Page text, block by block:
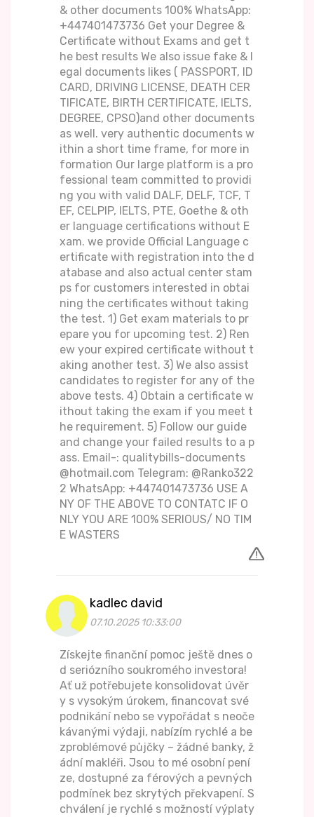
& other documents 100% WhatsApp:
+447401473736 Get your Degree &
Certificate without Exams and get t
he best results We also issue fake & l
egal documents likes ( PASSPORT, ID
CARD, DRIVING LICENSE, DEATH CER
TIFICATE, BIRTH CERTIFICATE, IELTS,
DEGREE, CPSO)and other documents
as well. very authentic documents w
ithin a short time frame, for more in
formation Our large platform is a pro
fessional team committed to providi
ng you with valid DALF, DELF, TCF, T
EF, CELPIP, IELTS, PTE, Goethe & oth
er language certifications without E
xam. we provide Official Language c
ertificate with registration into the d
atabase and also actual center stam
ps for customers interested in obtai
ning the certificates without taking
the test. 1) Get exam materials to pr
epare you for upcoming test. 2) Ren
ew your expired certificate without t
aking another test. 3) We also assist
candidates to register for any of the
above tests. 4) Obtain a certificate w
ithout taking the exam if you meet t
he requirement. 5) Follow our guide
and change your failed results to a p
ass. Email-: qualitybills-documents
@hotmail.com Telegram: @Ranko322
2 WhatsApp: +447401473736 USE A
NY OF THE ABOVE TO CONTATC IF O
NLY YOU ARE 100% SERIOUS/ NO TIM
E WASTERS
kadlec david
07.10.2025 10:33:00
Získejte finanční pomoc ještě dnes o
d seriózního soukromého investora!
Ať už potřebujete konsolidovat úvěr
y s vysokým úrokem, financovat své
podnikání nebo se vypořádat s neoče
kávanými výdaji, nabízím rychlé a be
zproblémové půjčky – žádné banky, ž
ádní makléři. Jsou to mé osobní pení
ze, dostupné za férových a pevných
podmínek bez skrytých překvapení. S
chválení je rychlé s možností výplaty